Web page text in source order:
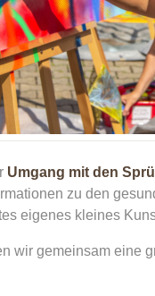
Umgang mit den
zu den
eigenes kleines
wir gemeinsam eine